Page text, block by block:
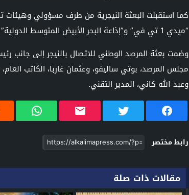
كما استقبلت البعثة النيجرية من طرف مسؤولي وهيئات
“ميدي 1 تي في” و”إذاعة البحر الأبيض المتوسط الدولية” بطنجة.
وضمت بعثة المرصد الوطني للاتصال بالنيجر إلى جانب
مجلس المرصد، بوتي ساليفو، وعثمان غاربا، الكاتب
وعبد الله كاني، المدير التقني.
رابط مختصر
مقالات ذات صلة